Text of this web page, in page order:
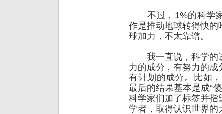
不过，1%的科学家
作是推动地球转得快的
球加力，不太靠谱。
我一直说，科学的
力的成分，有努力的
有计划的成分。比如
最后的结果基本是成“
科学家们加了标签并指
学者，取得认识世界的